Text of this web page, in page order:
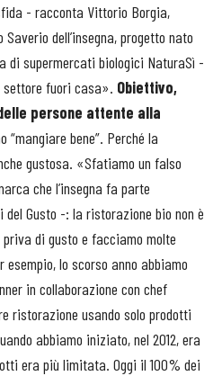
- racconta Vittorio Borgia,
dell’insegna, progetto nato
di supermercati biologici NaturaSì -
fuori casa». Obiettivo,
persone attente alla
“mangiare bene”. Perché la
gustosa. «Sfatiamo un falso
che l’insegna fa parte
del Gusto -: la ristorazione bio non è
di gusto e facciamo molte
lo scorso anno abbiamo
in collaborazione con chef
ristorazione usando solo prodotti
abbiamo iniziato, nel 2012, era
era più limitata. Oggi il 100% dei